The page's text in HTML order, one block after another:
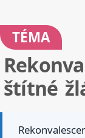
TÉMA
štítné